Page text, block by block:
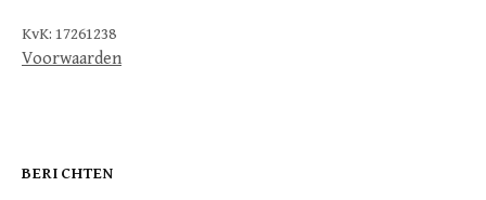
KvK: 17261238
Voorwaarden
BERICHTEN